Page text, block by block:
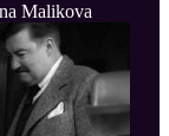
Malikova